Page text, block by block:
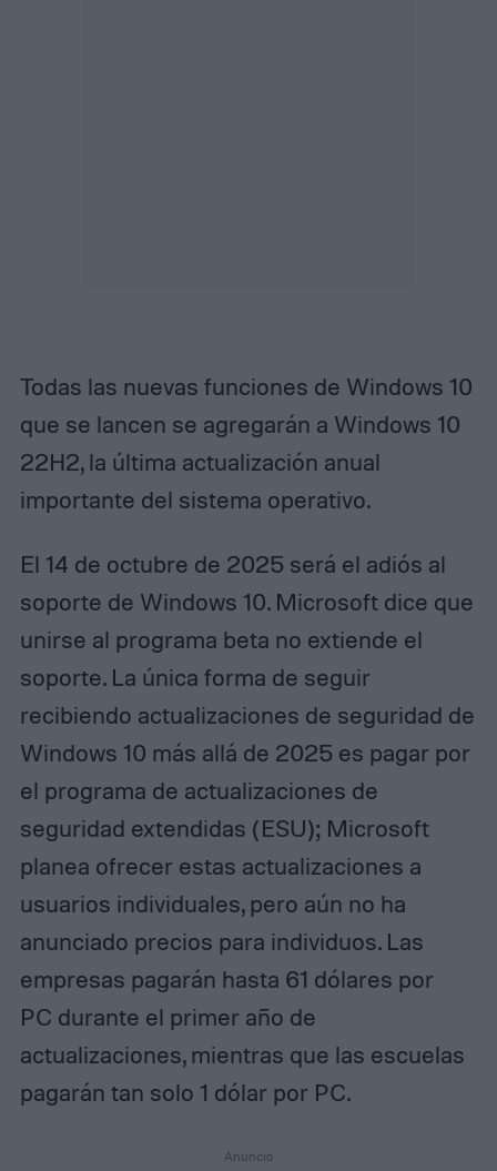
Todas las nuevas funciones de Windows 10
que se lancen se agregarán a Windows 10
22H2, la última actualización anual
importante del sistema operativo.
El 14 de octubre de 2025 será el adiós al
soporte de Windows 10. Microsoft dice que
unirse al programa beta no extiende el
soporte. La única forma de seguir
recibiendo actualizaciones de seguridad de
Windows 10 más allá de 2025 es pagar por
el programa de actualizaciones de
seguridad extendidas (ESU); Microsoft
planea ofrecer estas actualizaciones a
usuarios individuales, pero aún no ha
anunciado precios para individuos. Las
empresas pagarán hasta 61 dólares por
PC durante el primer año de
actualizaciones, mientras que las escuelas
pagarán tan solo 1 dólar por PC.